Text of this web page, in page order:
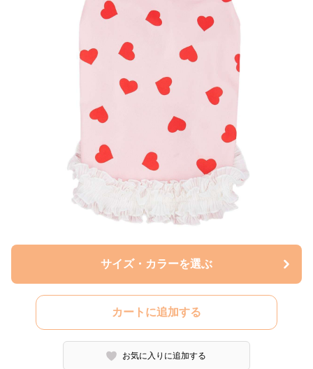
サイズ・カラーを選ぶ
カートに追加する
お気に入りに追加する